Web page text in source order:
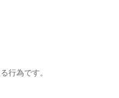
行為です。